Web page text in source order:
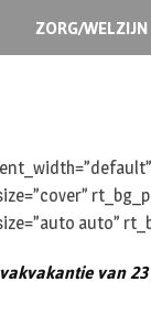
ZORG/WELZIJN
auto”
van